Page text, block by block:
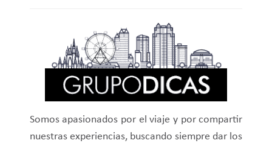
Somos apasionados por el viaje y por compartir
nuestras experiencias, buscando siempre dar los